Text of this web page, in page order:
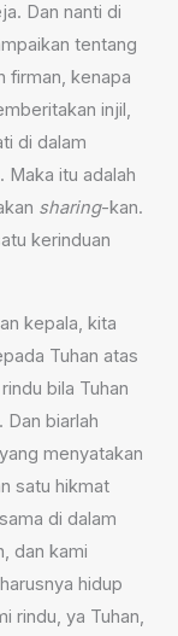
Dan nanti di
tentang
firman, kenapa
injil,
di dalam
Maka itu adalah
sharing-kan.
kerinduan
kepala, kita
Tuhan atas
bila Tuhan
biarlah
menyatakan
satu hikmat
di dalam
dan kami
hidup
rindu, ya Tuhan,